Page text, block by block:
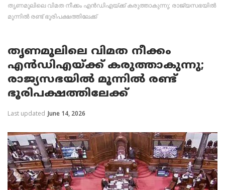
തൃണമൂലിലെ വിമത നീക്കം എൻഡിഎയ്ക്ക് കരുത്താകുന്നു; രാജ്യസഭയിൽ
മൂന്നിൽ രണ്ട് ഭൂരിപക്ഷത്തിലേക്ക്‌
തൃണമൂലിലെ വിമത നീക്കം
എൻഡിഎയ്ക്ക് കരുത്താകുന്നു;
രാജ്യസഭയിൽ മൂന്നിൽ രണ്ട്
ഭൂരിപക്ഷത്തിലേക്ക്‌
Last updated June 14, 2026